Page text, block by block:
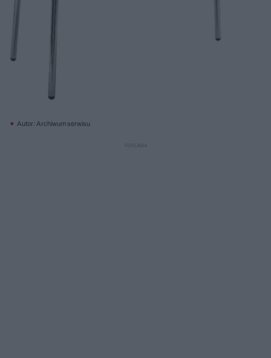
Autor: Archiwum serwisu